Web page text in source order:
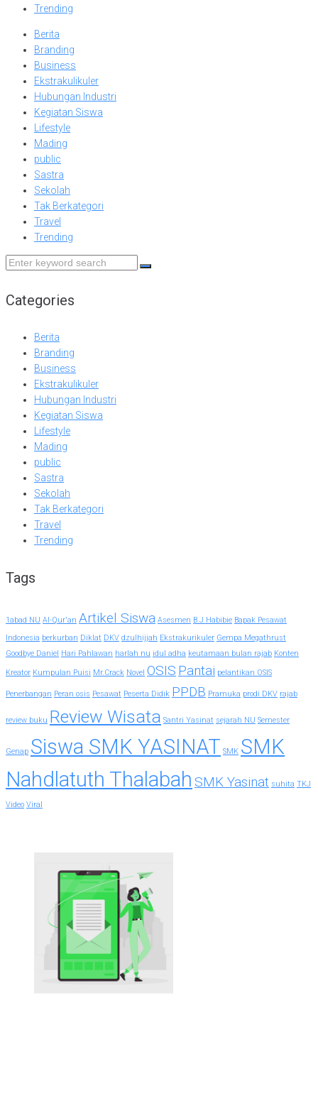
Trending
Berita
Branding
Business
Ekstrakulikuler
Hubungan Industri
Kegiatan Siswa
Lifestyle
Mading
public
Sastra
Sekolah
Tak Berkategori
Travel
Trending
Search
Categories
Berita
Branding
Business
Ekstrakulikuler
Hubungan Industri
Kegiatan Siswa
Lifestyle
Mading
public
Sastra
Sekolah
Tak Berkategori
Travel
Trending
Tags
1abad NU Al-Qur'an Artikel Siswa Asesmen B.J Habibie Bapak Pesawat
Indonesia berkurban Diklat DKV dzulhijjah Ekstrakurikuler Gempa Megathrust
Goodbye Daniel Hari Pahlawan harlah nu idul adha keutamaan bulan rajab Konten
Kreator Kumpulan Puisi Mr.Crack Novel OSIS Pantai pelantikan OSIS
Penerbangan Peran osis Pesawat Peserta Didik PPDB Pramuka prodi DKV rajab
review buku Review Wisata Santri Yasinat sejarah NU Semester
Genap Siswa SMK YASINAT SMK SMK
Nahdlatuth Thalabah SMK Yasinat suhita TKJ
Video Viral